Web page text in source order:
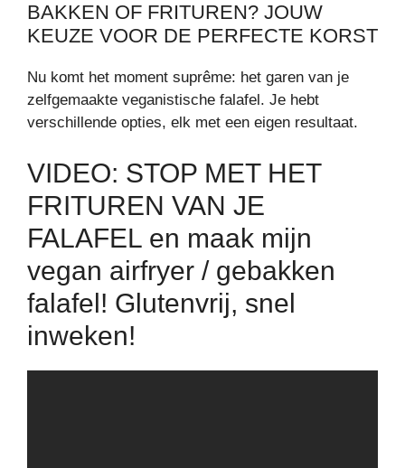
BAKKEN OF FRITUREN? JOUW
KEUZE VOOR DE PERFECTE KORST
Nu komt het moment suprême: het garen van je
zelfgemaakte veganistische falafel. Je hebt
verschillende opties, elk met een eigen resultaat.
VIDEO: STOP MET HET
FRITUREN VAN JE
FALAFEL en maak mijn
vegan airfryer / gebakken
falafel! Glutenvrij, snel
inweken!